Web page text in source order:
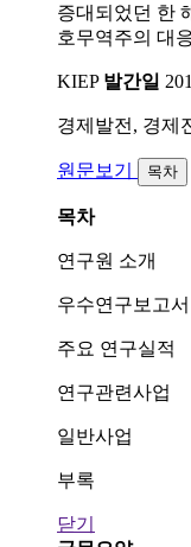
증대되었던 한
호무역주의 대
KIEP 발간일
경제발전, 경제
원문보기 목차
목차
연구원 소개
우수연구보고서
주요 연구실적
연구관련사업
일반사업
부록
닫기